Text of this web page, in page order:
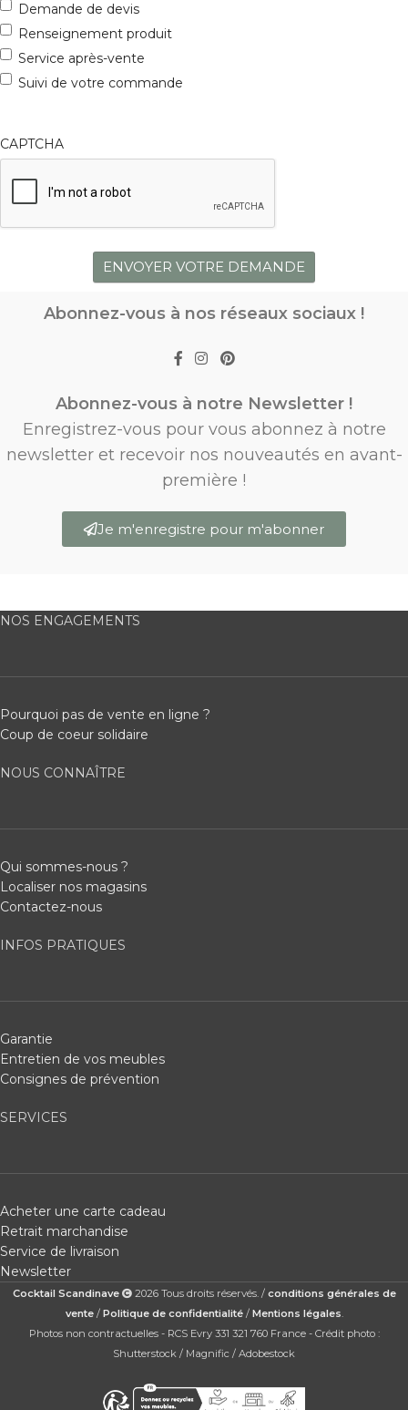
Demande de devis
Renseignement produit
Service après-vente
Suivi de votre commande
CAPTCHA
Abonnez-vous à nos réseaux sociaux !
Abonnez-vous à notre Newsletter !
Enregistrez-vous pour vous abonnez à notre
newsletter et recevoir nos nouveautés en avant-
première !
Je m'enregistre pour m'abonner
NOS ENGAGEMENTS
Pourquoi pas de vente en ligne ?
Coup de coeur solidaire
NOUS CONNAÎTRE
Qui sommes-nous ?
Localiser nos magasins
Contactez-nous
INFOS PRATIQUES
Garantie
Entretien de vos meubles
Consignes de prévention
SERVICES
Acheter une carte cadeau
Retrait marchandise
Service de livraison
Newsletter
Cocktail Scandinave 2026 Tous droits réservés. / conditions générales de
vente/ Politique de confidentialité/ Mentions légales.
Photos non contractuelles - RCS Evry 331 321 760 France - Crédit photo :
Shutterstock / Magnific / Adobestock